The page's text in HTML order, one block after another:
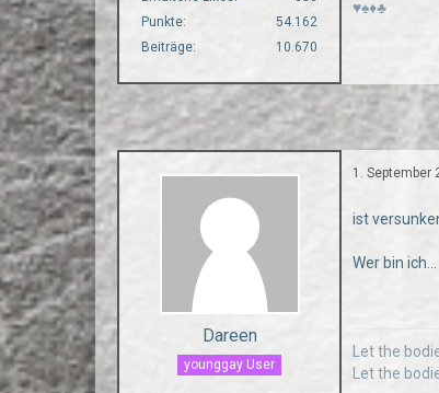
Punkte
54.162
Beiträge
10.670
♥♠♦♣
Dareen
younggay User
1. September
ist
Wer bin ich...
Let the
Let the